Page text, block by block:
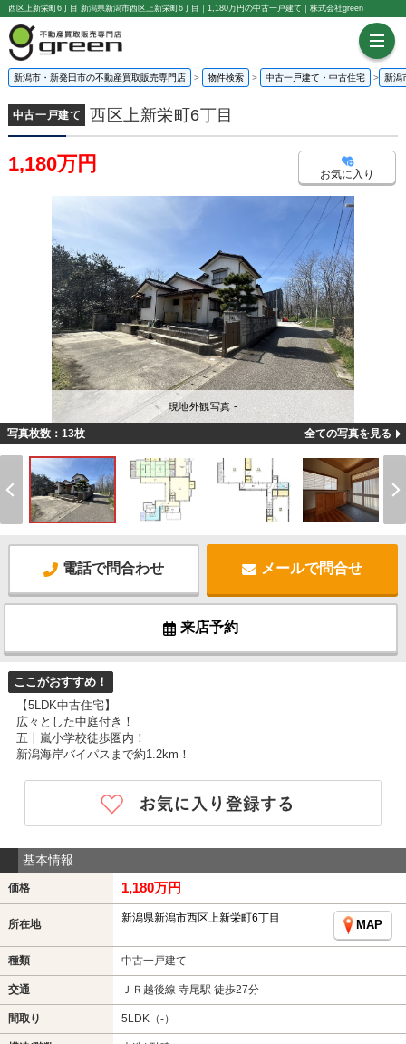
西区上新栄町6丁目 新潟県新潟市西区上新栄町6丁目｜1,180万円の中古一戸建て｜株式会社green
新潟市・新発田市の不動産買取販売専門店 物件検索 中古一戸建て・中古住宅 新潟
中古一戸建て 西区上新栄町6丁目
1,180万円 お気に入り
現地外観写真 -
写真枚数：13枚 全ての写真を見る
電話で問合わせ メールで問合せ
来店予約
ここがおすすめ！
【5LDK中古住宅】
広々とした中庭付き！
五十嵐小学校徒歩圏内！
新潟海岸バイパスまで約1.2km！
基本情報
価格 1,180万円
所在地 新潟県新潟市西区上新栄町6丁目
MAP
種類 中古一戸建て
交通 ＪＲ越後線 寺尾駅 徒歩27分
間取り 5LDK（-）